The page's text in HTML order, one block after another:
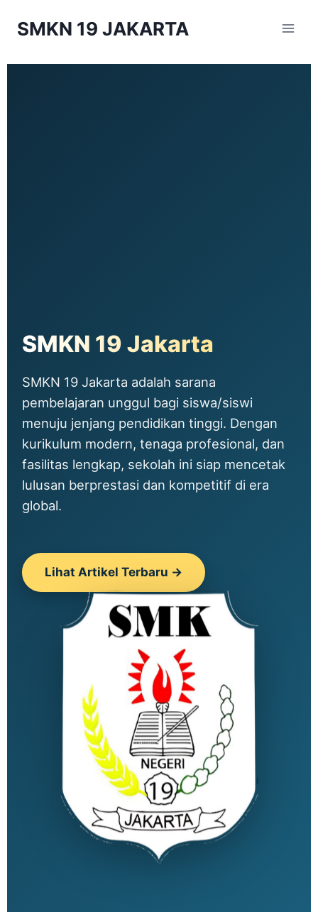
SMKN 19 JAKARTA
SMKN 19 Jakarta
SMKN 19 Jakarta adalah sarana
pembelajaran unggul bagi siswa/siswi
menuju jenjang pendidikan tinggi. Dengan
kurikulum modern, tenaga profesional, dan
fasilitas lengkap, sekolah ini siap mencetak
lulusan berprestasi dan kompetitif di era
global.
Lihat Artikel Terbaru →